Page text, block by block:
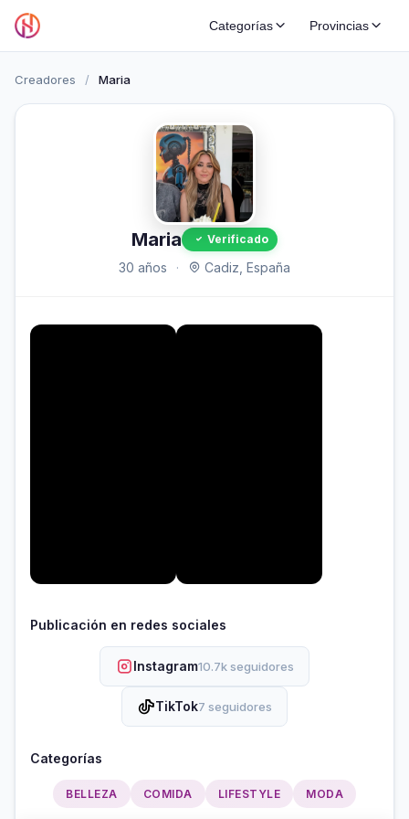
Categorías Provincias
Creadores / Maria
Maria Verificado
30 años · Cadiz, España
Publicación en redes sociales
Instagram10.7k seguidores
TikTok7 seguidores
Categorías
BELLEZA COMIDA LIFESTYLE MODA